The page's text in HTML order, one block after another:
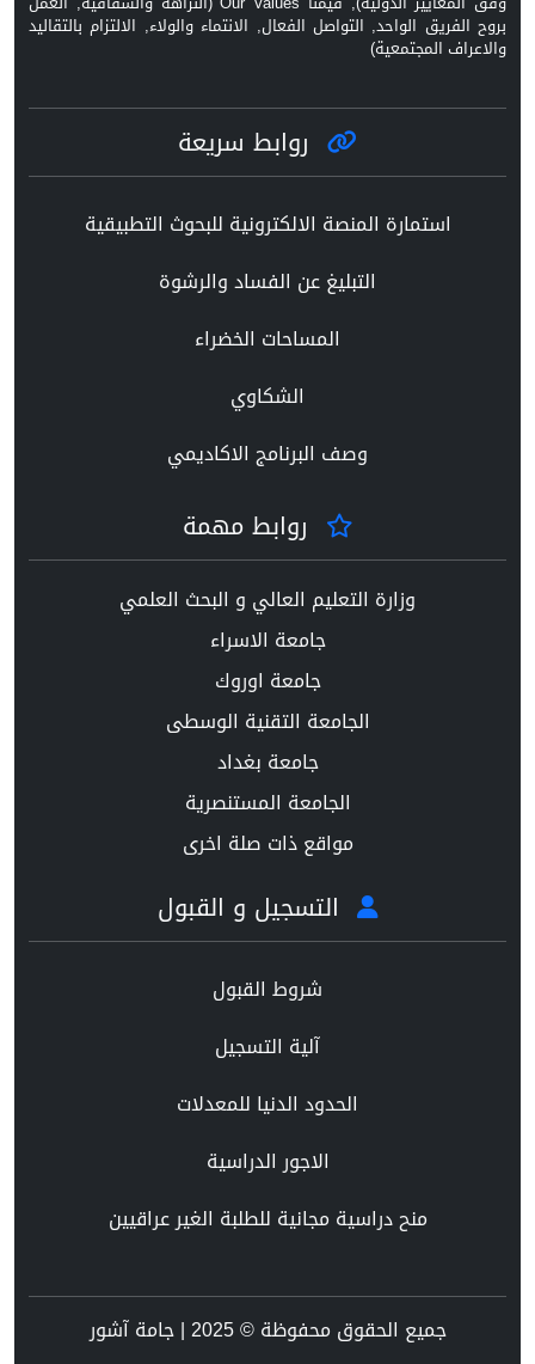
بروح الفريق الواحد, التواصل الفعال, الانتماء والولاء, الالتزام بالتقاليد
والاعراف المجتمعية)
روابط سريعة
استمارة المنصة الالكترونية للبحوث التطبيقية
التبليغ عن الفساد والرشوة
المساحات الخضراء
الشكاوي
وصف البرنامج الاكاديمي
روابط مهمة
وزارة التعليم العالي و البحث العلمي
جامعة الاسراء
جامعة اوروك
الجامعة التقنية الوسطى
جامعة بغداد
الجامعة المستنصرية
مواقع ذات صلة اخرى
التسجيل و القبول
شروط القبول
آلية التسجيل
الحدود الدنيا للمعدلات
الاجور الدراسية
منح دراسية مجانية للطلبة الغير عراقيين
جميع الحقوق محفوظة © 2025 | جامة آشور